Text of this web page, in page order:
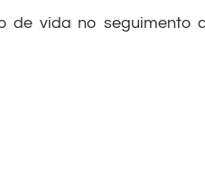
de vida no seguimento